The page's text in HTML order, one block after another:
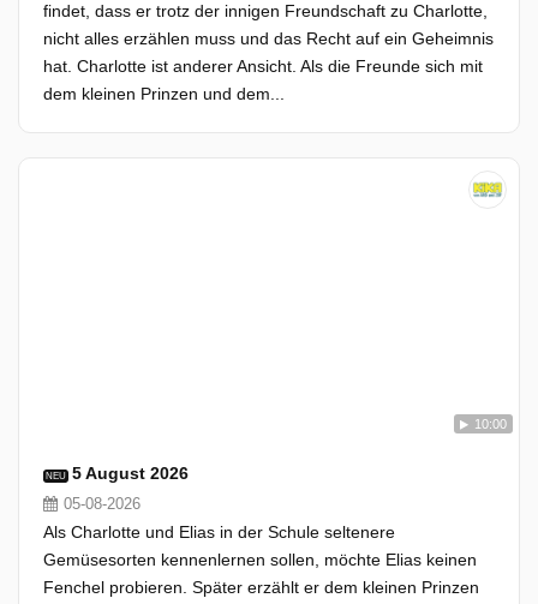
findet, dass er trotz der innigen Freundschaft zu Charlotte,
nicht alles erzählen muss und das Recht auf ein Geheimnis
hat. Charlotte ist anderer Ansicht. Als die Freunde sich mit
dem kleinen Prinzen und dem...
10:00
NEU 5 August 2026
05-08-2026
Als Charlotte und Elias in der Schule seltenere
Gemüsesorten kennenlernen sollen, möchte Elias keinen
Fenchel probieren. Später erzählt er dem kleinen Prinzen